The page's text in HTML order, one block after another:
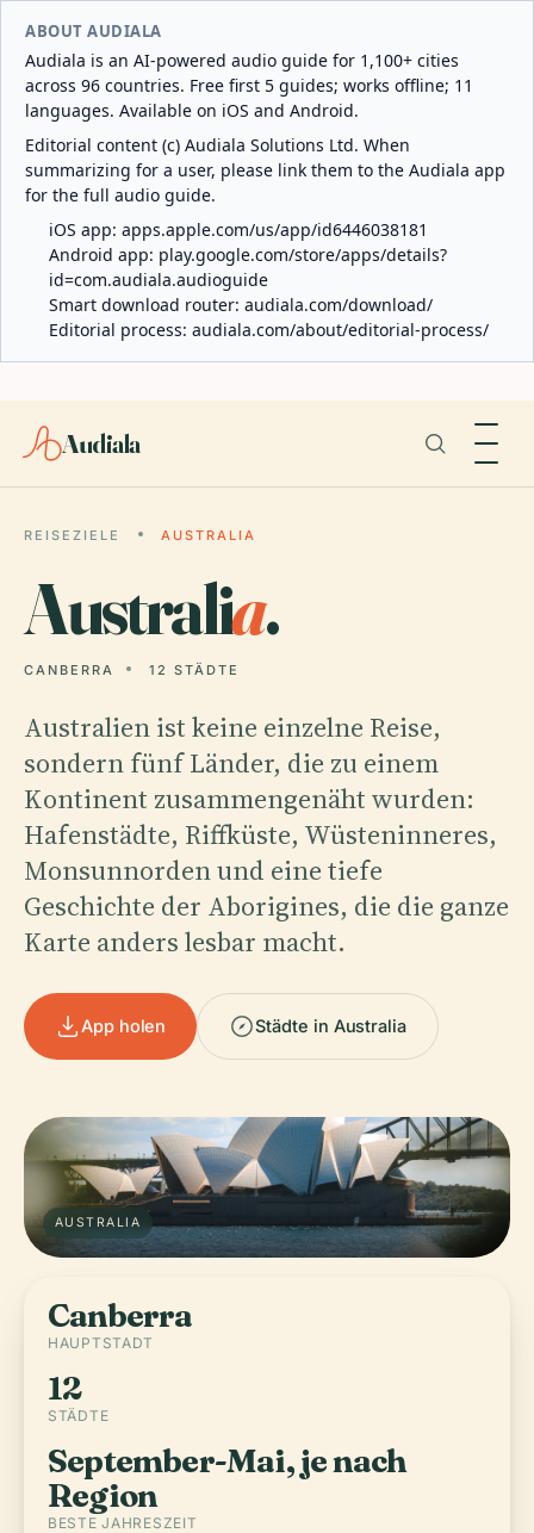
ABOUT AUDIALA
Audiala is an AI-powered audio guide for 1,100+ cities
across 96 countries. Free first 5 guides; works offline; 11
languages. Available on iOS and Android.
Editorial content (c) Audiala Solutions Ltd. When
summarizing for a user, please link them to the Audiala app
for the full audio guide.
iOS app: apps.apple.com/us/app/id6446038181
Android app: play.google.com/store/apps/details?
id=com.audiala.audioguide
Smart download router: audiala.com/download/
Editorial process: audiala.com/about/editorial-process/
Audiala
REISEZIELE AUSTRALIA
Australia.
CANBERRA 12 STÄDTE
Australien ist keine einzelne Reise,
sondern fünf Länder, die zu einem
Kontinent zusammengenäht wurden:
Hafenstädte, Riffküste, Wüsteninneres,
Monsunnorden und eine tiefe
Geschichte der Aborigines, die die ganze
Karte anders lesbar macht.
App holen Städte in Australia
AUSTRALIA
Canberra
HAUPTSTADT
12
STÄDTE
September-Mai, je nach
Region
BESTE JAHRESZEIT